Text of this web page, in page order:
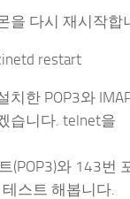
을 다시 재시작합
restart
치한 POP3와
습니다. telnet을
(POP3)와 143번
스트 해봅니다.